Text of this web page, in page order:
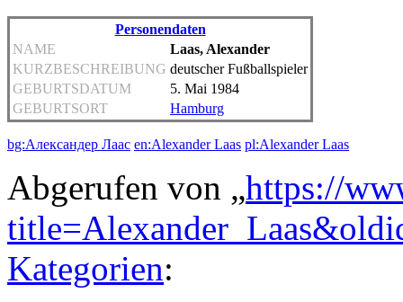
Personendaten
NAME
Laas, Alexander
KURZBESCHREIBUNG deutscher Fußballspieler
GEBURTSDATUM
5. Mai 1984
GEBURTSORT
Hamburg
bg:Александер Лаас en:Alexander Laas pl:Alexander Laas
Abgerufen von „https://
Kategorien: